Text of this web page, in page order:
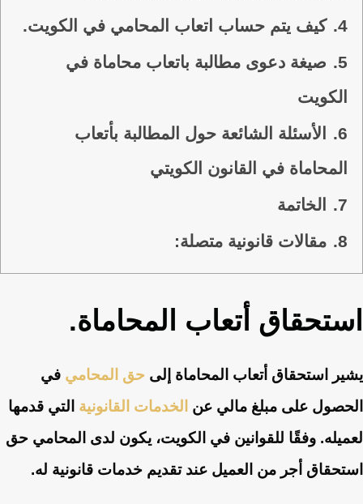
4.
كيف يتم حساب اتعاب المحامي في الكويت.
5.
صيغة دعوى مطالبة باتعاب محاماة في
الكويت
6.
الأسئلة الشائعة حول المطالبة بأتعاب
المحاماة في القانون الكويتي
7.
الخاتمة
8.
مقالات قانونية متصلة:
استحقاق أتعاب المحاماة.
يشير استحقاق أتعاب المحاماة إلى حق المحامي في
الحصول على مبلغ مالي عن الخدمات القانونية التي قدمها
لعميله. وفقًا للقوانين في الكويت، يكون لدى المحامي حق
استحقاق أجر من العميل عند تقديم خدمات قانونية له.